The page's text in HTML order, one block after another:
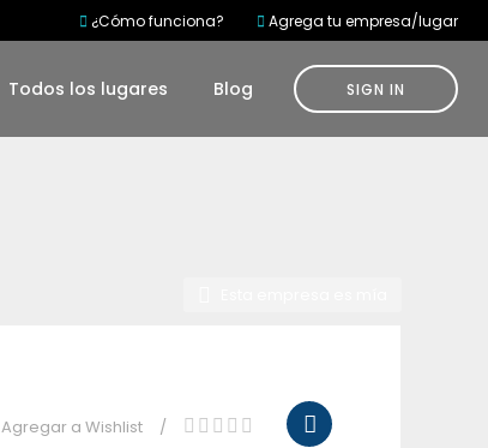
¿Cómo funciona? Agrega tu empresa/lugar
Todos los lugares Blog SIGN IN
Agregar a Wishlist